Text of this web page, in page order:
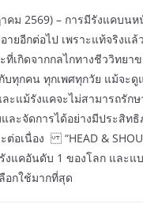
คม 2569) – การมีรังแคบน
ายอีกต่อไป เพราะแท้จริงแล้
เกิดจากกลไกทางชีววิทยา
บทุกคน ทุกเพศทุกวัย แม้จะดู
ะแม้รังแคจะไม่สามารถรัก
ละจัดการได้อย่างมีประสิทธิ
ต่อเนื่อง “HEAD &
แคอันดับ 1 ของโลก และแ
อกใช้มากที่สุด